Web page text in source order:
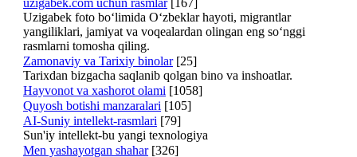
Uzigabek foto bo‘limida O‘zbeklar hayoti, migrantlar
yangiliklari, jamiyat va voqealardan olingan eng so‘nggi
rasmlarni tomosha qiling.
Zamonaviy va Tarixiy binolar [25]
Tarixdan bizgacha saqlanib qolgan bino va inshoatlar.
Hayvonot va xashorot olami [1058]
Quyosh botishi manzaralari [105]
AI-Suniy intellekt-rasmlari [79]
Sun'iy intellekt-bu yangi texnologiya
Men yashayotgan shahar [326]